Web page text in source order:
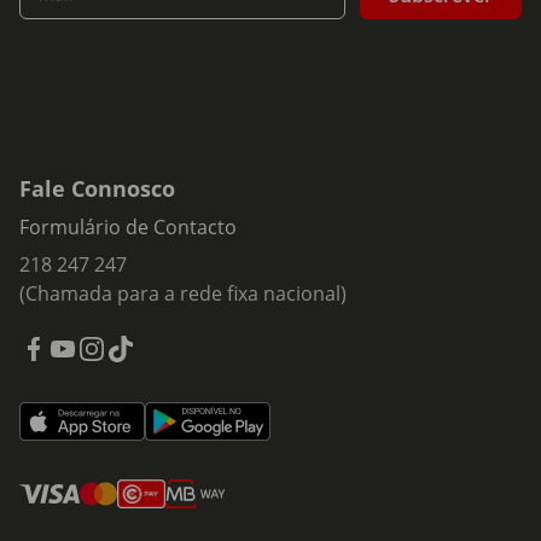
Coleira peitoral:distribui a força pelo peito e pelos
Coleira anti puxão:
melhorar o controlo durante os passeios e facilitar o
corretamente e associada a uma educação positiva,
pode contribuir para passeios mais tranquilos e
Coleira antilatido:
de acordo com as recomendações do fabricante e,
sempre que necessário, com aconselhamento de um
Fale Connosco
Formulário de Contacto
218 247 247
(Chamada para a rede fixa nacional)